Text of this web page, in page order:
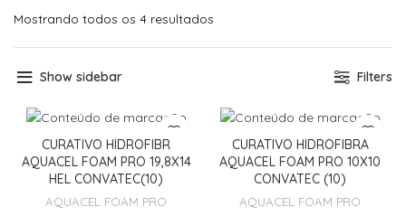
Mostrando todos os 4 resultados
Show sidebar Filters
CURATIVO HIDROFIBR
AQUACEL FOAM PRO 19,8X14
HEL CONVATEC(10)
AQUACEL FOAM PRO
CURATIVO HIDROFIBRA
AQUACEL FOAM PRO 10X10
CONVATEC (10)
AQUACEL FOAM PRO